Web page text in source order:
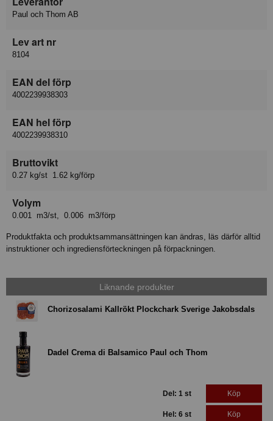
Paul och Thom AB
Lev art nr
8104
EAN del förp
4002239938303
EAN hel förp
4002239938310
Bruttovikt
0.27 kg/st 1.62 kg/förp
Volym
0.001 m3/st, 0.006 m3/förp
Produktfakta och produktsammansättningen kan ändras, läs därför alltid
instruktioner och ingrediensförteckningen på förpackningen.
Liknande produkter
Chorizosalami Kallrökt Plockchark Sverige Jakobsdals
Dadel Crema di Balsamico Paul och Thom
Del: 1 st Köp
Hel: 6 st Köp